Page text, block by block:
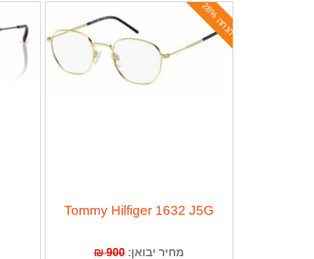
ה
נ
ח
ה
2
8
%
Tommy Hilfiger 1632 J5G
מחיר יבואן: 900 ₪